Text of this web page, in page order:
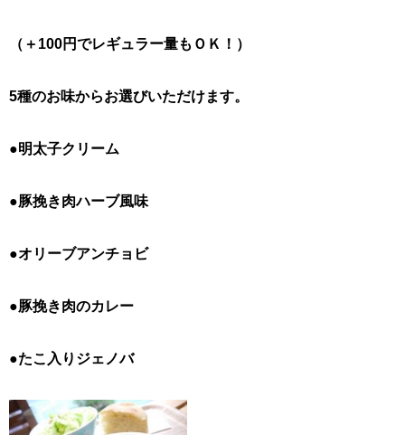
（＋100円でレギュラー量もＯＫ！）
5種のお味からお選びいただけます。
●明太子クリーム
●豚挽き肉ハーブ風味
●オリーブアンチョビ
●豚挽き肉のカレー
●たこ入りジェノバ